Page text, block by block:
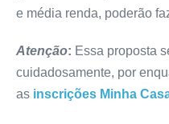
e média renda, poderão
Atenção: Essa proposta
cuidadosamente, por
as inscrições Minha